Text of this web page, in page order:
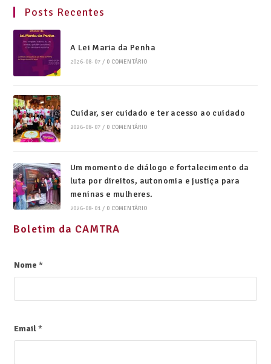
Posts Recentes
A Lei Maria da Penha
2026-08-07 / 0 COMENTÁRIO
Cuidar, ser cuidado e ter acesso ao cuidado
2026-08-07 / 0 COMENTÁRIO
Um momento de diálogo e fortalecimento da
luta por direitos, autonomia e justiça para
meninas e mulheres.
2026-08-01 / 0 COMENTÁRIO
Boletim da CAMTRA
Nome*
Email*